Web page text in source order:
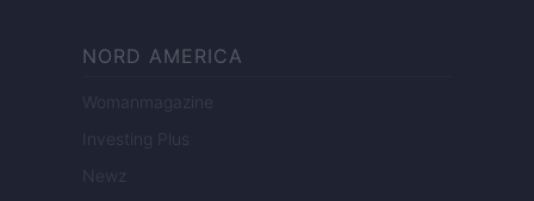
NORD AMERICA
Womanmagazine
Investing Plus
Newz